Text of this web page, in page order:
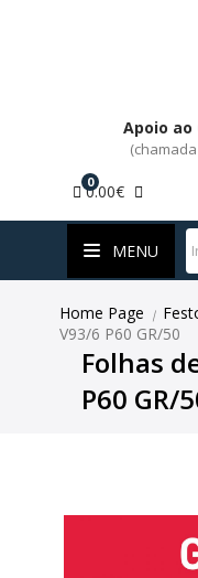
Apoio ao
0
0.00€
MENU
Home Page |
V93/6 P60 GR/50
Folhas
P60 GR/